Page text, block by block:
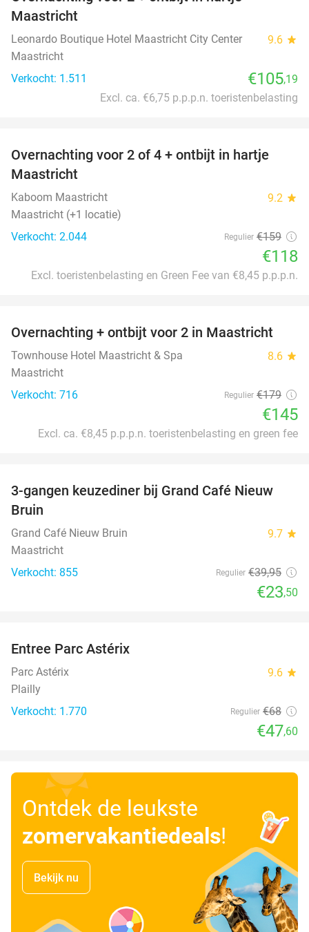
Maastricht
Leonardo Boutique Hotel Maastricht City Center 9.6 star
Maastricht
Verkocht: 1.511
€105,19
Excl. ca. €6,75 p.p.p.n. toeristenbelasting
26%
Overnachting voor 2 of 4 + ontbijt in hartje
Maastricht
Kaboom Maastricht 9.2 star
Maastricht (+1 locatie)
Verkocht: 2.044
Regulier €159
€118
Excl. toeristenbelasting en Green Fee van €8,45 p.p.p.n.
19%
Overnachting + ontbijt voor 2 in Maastricht
Townhouse Hotel Maastricht & Spa 8.6 star
Maastricht
Verkocht: 716
Regulier €179
€145
Excl. ca. €8,45 p.p.p.n. toeristenbelasting en green fee
41%
3-gangen keuzediner bij Grand Café Nieuw
Bruin
Grand Café Nieuw Bruin 9.7 star
Maastricht
Verkocht: 855
Regulier €39,95
€23,50
Entree Parc Astérix
Parc Astérix 9.6 star
Plailly
Verkocht: 1.770
Regulier €68
€47,60
Ontdek de leukste
zomervakantiedeals!
Bekijk nu